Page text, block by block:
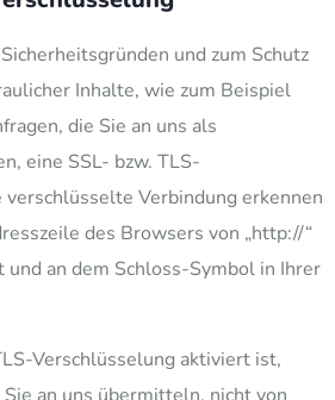
und zum Schutz
Inhalte, wie zum Beispiel
die Sie an uns als
eine SSL- bzw. TLS-
verschlüsselte Verbindung erkennen
des Browsers von „http://“
und an dem Schloss-Symbol in Ihrer
Verschlüsselung aktiviert ist,